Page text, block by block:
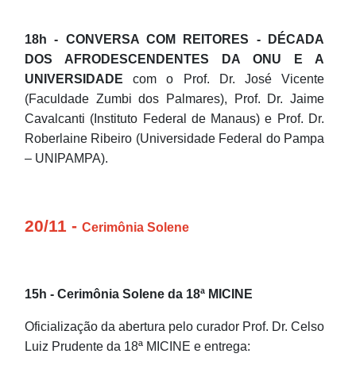
18h - CONVERSA COM REITORES - DÉCADA
DOS AFRODESCENDENTES DA ONU E A
UNIVERSIDADE com o Prof. Dr. José Vicente
(Faculdade Zumbi dos Palmares), Prof. Dr. Jaime
Cavalcanti (Instituto Federal de Manaus) e Prof. Dr.
Roberlaine Ribeiro (Universidade Federal do Pampa
– UNIPAMPA).
20/11 - Cerimônia Solene
15h - Cerimônia Solene da 18ª MICINE
Oficialização da abertura pelo curador Prof. Dr. Celso
Luiz Prudente da 18ª MICINE e entrega: